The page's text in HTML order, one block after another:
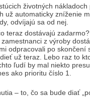
životných
už automaticky zníženie
odvíjajú sa od nej.
teraz dostávajú
z výroby
odpracovali po skončení
už teraz. Lebo raz to
ľudí by mal niekto
ako prioritu číslo 1.
– to, čo sa bude diať